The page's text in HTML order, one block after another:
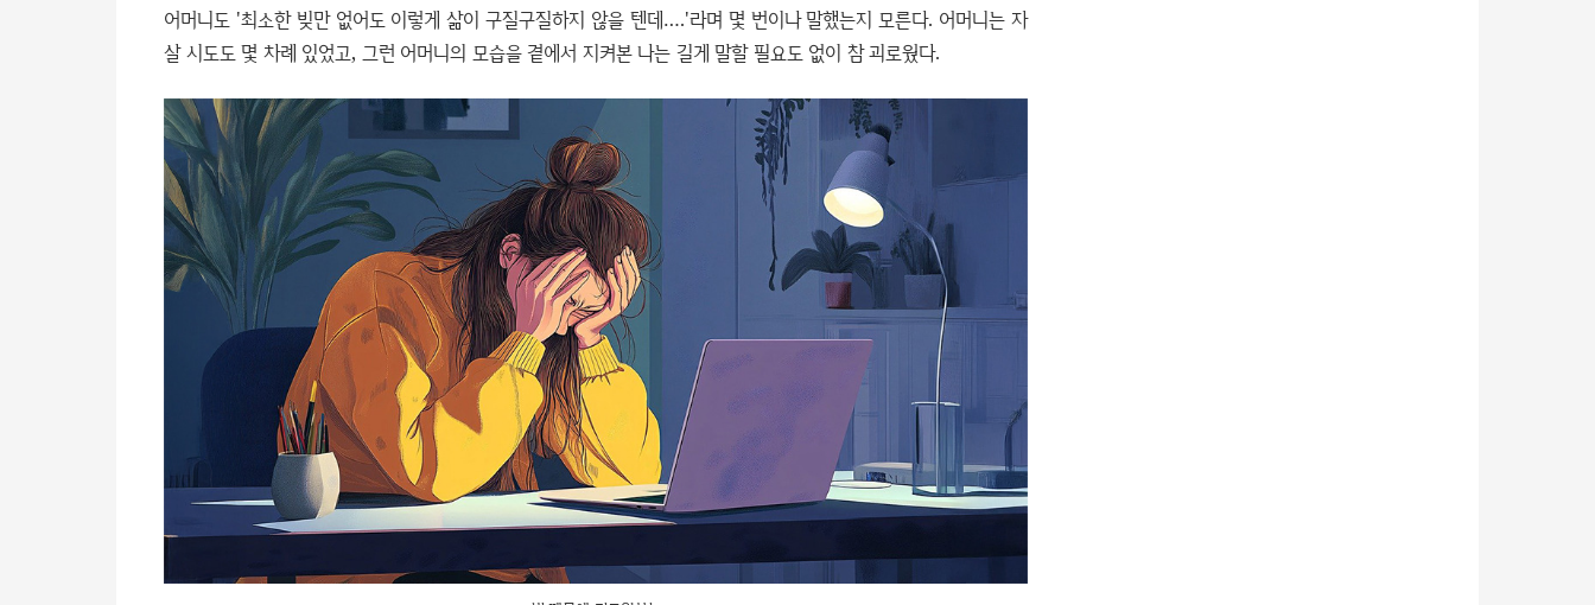
어머니도 '최소한 빚만 없어도 이렇게 삶이 구질구질하지 않을 텐데….'라며 몇 번이나 말했는지 모른다. 어머니는 자
살 시도도 몇 차례 있었고, 그런 어머니의 모습을 곁에서 지켜본 나는 길게 말할 필요도 없이 참 괴로웠다.